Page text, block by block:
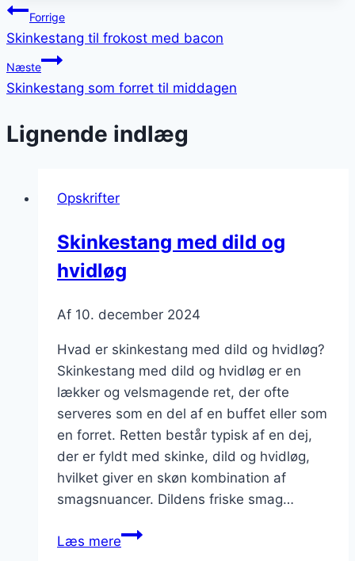
Indlægsnavigation
Forrige
Skinkestang til frokost med bacon
Næste
Skinkestang som forret til middagen
Lignende indlæg
Opskrifter
Skinkestang med dild og
hvidløg
Af 10. december 2024
Hvad er skinkestang med dild og hvidløg?
Skinkestang med dild og hvidløg er en
lækker og velsmagende ret, der ofte
serveres som en del af en buffet eller som
en forret. Retten består typisk af en dej,
der er fyldt med skinke, dild og hvidløg,
hvilket giver en skøn kombination af
smagsnuancer. Dildens friske smag…
Læs mereSkinkestang